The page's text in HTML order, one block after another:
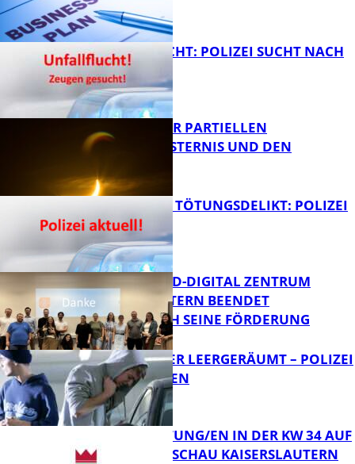
FB News
UNFALLFLUCHT: POLIZEI SUCHT NACH
ZEUGEN
VORTRAG ZUR PARTIELLEN
SONNENFINSTERNIS UND DEN
PERSEIDEN
FB News
VERSUCHTES TÖTUNGSDELIKT: POLIZEI
ERMITTELT
FB News
MITTELSTAND-DIGITAL ZENTRUM
KAISERSLAUTERN BEENDET
ERFOLGREICH SEINE FÖRDERUNG
TRANSPORTER LEERGERÄUMT – POLIZEI
SUCHT ZEUGEN
VERANSTALTUNG/EN IN DER KW 34 AUF
DER GARTENSCHAU KAISERSLAUTERN